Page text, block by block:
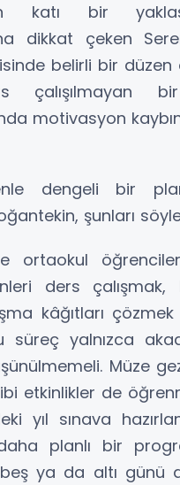
katı bir
dikkat çeken
belirli bir düzen
çalışılmayan
motivasyon
dengeli bir plan
şunları
ortaokul
ders çalışmak,
kâğıtları
süreç yalnızca
Müze
etkinlikler de
yıl sınava
planlı bir
ya da altı günü